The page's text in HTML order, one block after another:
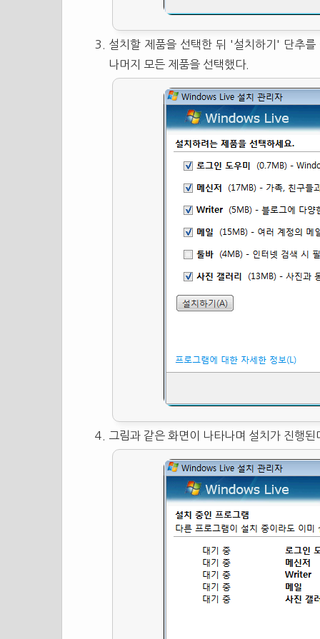
설치할 제품을 선택한 뒤 '설치하기' 단추
나머지 모든 제품을 선택했다.
그림과 같은 화면이 나타나며 설치가 진행